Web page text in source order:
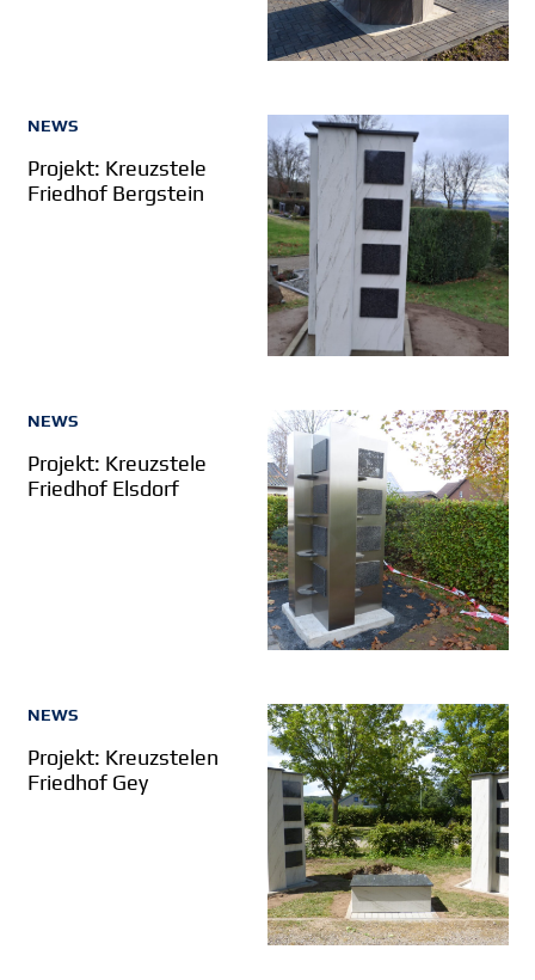
NEWS
Projekt: Kreuzstele
Friedhof Bergstein
NEWS
Projekt: Kreuzstele
Friedhof Elsdorf
NEWS
Projekt: Kreuzstelen
Friedhof Gey